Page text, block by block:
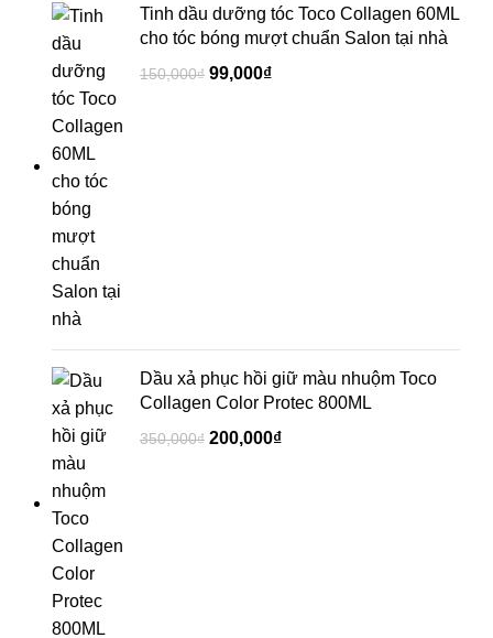
Tinh dầu dưỡng tóc Toco Collagen 60ML
cho tóc bóng mượt chuẩn Salon tại nhà
150,000₫ 99,000₫
Dầu xả phục hồi giữ màu nhuộm Toco
Collagen Color Protec 800ML
350,000₫ 200,000₫